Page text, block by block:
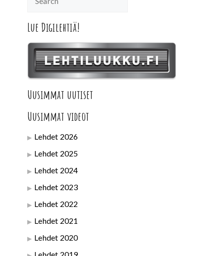
Lue Digilehtiä!
Uusimmat uutiset
Uusimmat videot
Lehdet 2026
Lehdet 2025
Lehdet 2024
Lehdet 2023
Lehdet 2022
Lehdet 2021
Lehdet 2020